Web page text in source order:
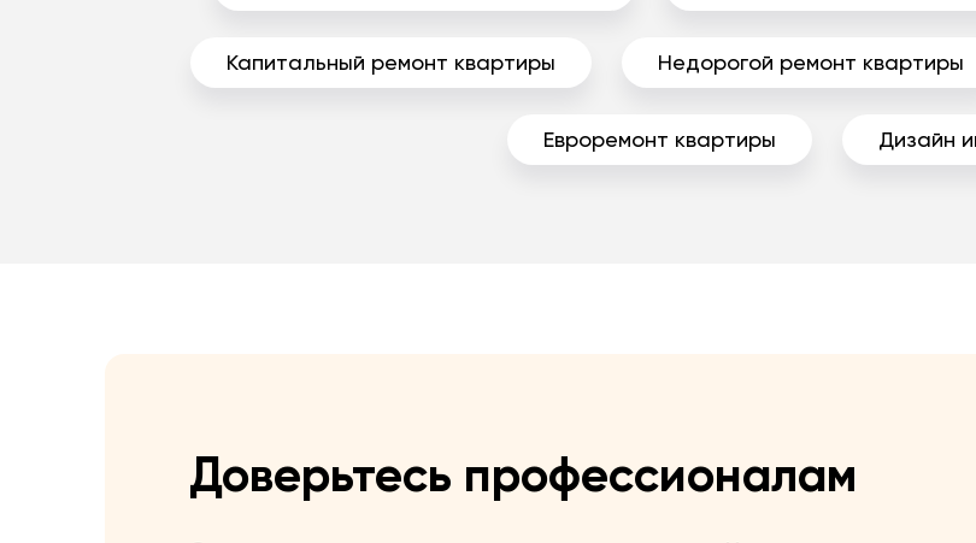
Капитальный ремонт квартиры Недорогой ремонт квартиры
Евроремонт квартиры Дизайн
Доверьтесь профессионалам